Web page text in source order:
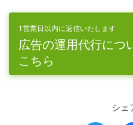
1営業日以内に返信いたします
広告の運用代行につ
こちら
シェ